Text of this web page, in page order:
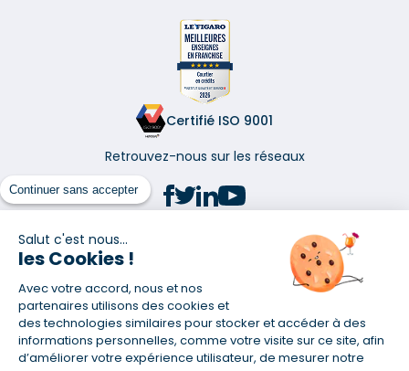
Continuer sans accepter
Salut c'est nous...
les Cookies !
Avec votre accord, nous et nos
partenaires utilisons des cookies et
des technologies similaires pour stocker et accéder à des
informations personnelles, comme votre visite sur ce site, afin
d’améliorer votre expérience utilisateur, de mesurer notre
Certifié ISO 9001
Retrouvez-nous sur les réseaux
(1) Taux fixe national hors assurance et selon votre profil
(2) Économie de 65 % pour l'assurance d'un prêt amortissable de 330
457,23 € à 0,90 % sur 19,5 ans, accordé à un salarié non cadre assuré à
100 % (décès, PTIA, IPP, ITT, IPP) âgé de 36 ans fumeur et une personne
salariée non cadre assurée à 100 % (décès, PTIA, IPP, ITT, IPP) âgée de 35
ans et non-fumeur, tous deux sans risque médical connu. Au
14/07/2019, coût de l'assurance proposée par la banque 179,08 €/mois